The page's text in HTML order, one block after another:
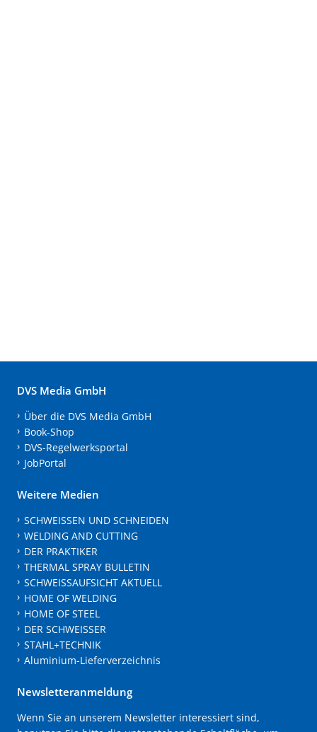
DVS Media GmbH
Über die DVS Media GmbH
Book-Shop
DVS-Regelwerksportal
JobPortal
Weitere Medien
SCHWEISSEN UND SCHNEIDEN
WELDING AND CUTTING
DER PRAKTIKER
THERMAL SPRAY BULLETIN
SCHWEISSAUFSICHT AKTUELL
HOME OF WELDING
HOME OF STEEL
DER SCHWEISSER
STAHL+TECHNIK
Aluminium-Lieferverzeichnis
Newsletteranmeldung
Wenn Sie an unserem Newsletter interessiert sind,